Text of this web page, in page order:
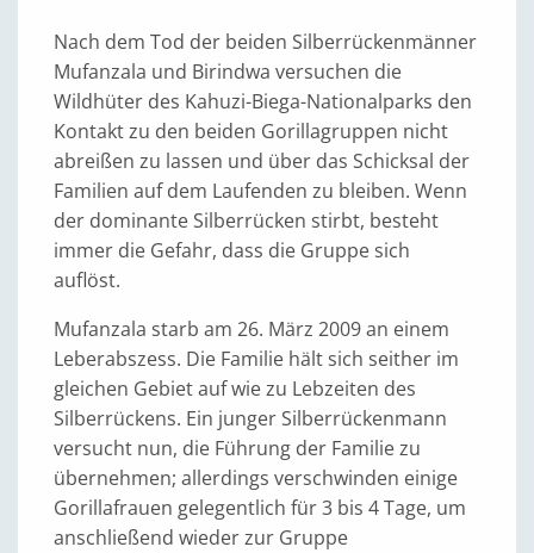
Nach dem Tod der beiden Silberrückenmänner
Mufanzala und Birindwa versuchen die
Wildhüter des Kahuzi-Biega-Nationalparks den
Kontakt zu den beiden Gorillagruppen nicht
abreißen zu lassen und über das Schicksal der
Familien auf dem Laufenden zu bleiben. Wenn
der dominante Silberrücken stirbt, besteht
immer die Gefahr, dass die Gruppe sich
auflöst.
Mufanzala starb am 26. März 2009 an einem
Leberabszess. Die Familie hält sich seither im
gleichen Gebiet auf wie zu Lebzeiten des
Silberrückens. Ein junger Silberrückenmann
versucht nun, die Führung der Familie zu
übernehmen; allerdings verschwinden einige
Gorillafrauen gelegentlich für 3 bis 4 Tage, um
anschließend wieder zur Gruppe